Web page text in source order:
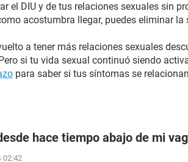
el DIU y de tus relaciones sexuales sin
acostumbra llegar, puedes eliminar la
a tener más relaciones sexuales
si tu vida sexual continuó siendo
para saber si tus síntomas se
hace tiempo abajo de mi
02:42